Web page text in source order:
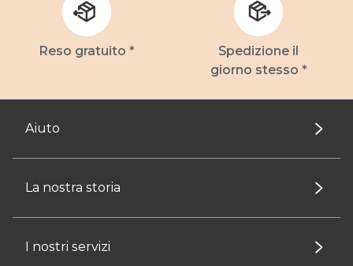
Reso gratuito *
Spedizione il
giorno stesso *
Aiuto
La nostra storia
I nostri servizi